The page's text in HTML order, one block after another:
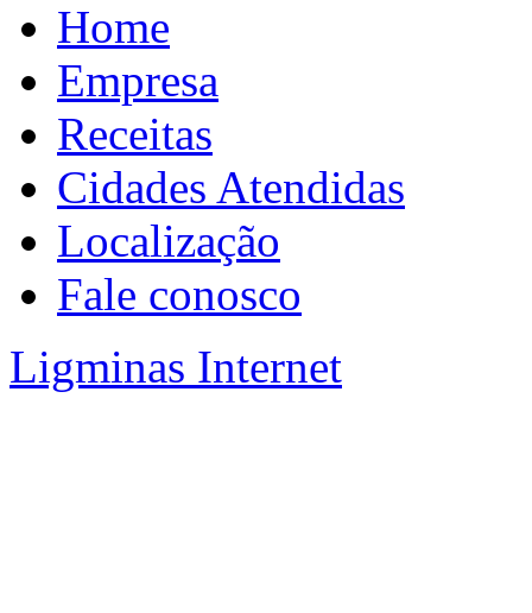
Home
Empresa
Receitas
Cidades Atendidas
Localização
Fale conosco
Ligminas Internet